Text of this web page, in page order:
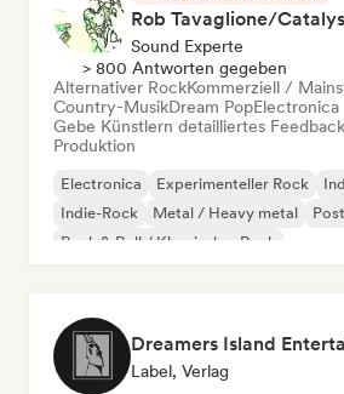
Rob Tavaglione/
Sound Experte
> 800 Antworten gegeben
Alternativer RockKommerziell /
Country-MusikDream PopElectronica
Gebe Künstlern detailliertes
Produktion
Electronica Experimenteller Rock
Indie-Rock
Metal / Heavy metal
Rock & Roll / Klassischer Rock
Dreamers Island
Label, Verlag